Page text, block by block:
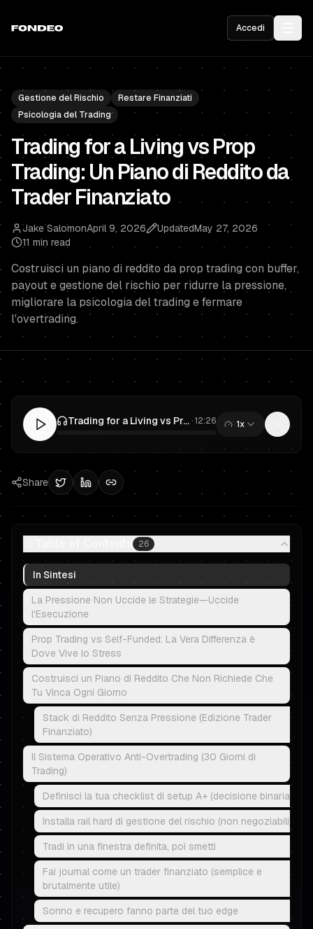
Accedi
Gestione del Rischio
Restare Finanziati
Psicologia del Trading
Trading for a Living vs Prop
Trading: Un Piano di Reddito da
Trader Finanziato
Jake SalomonApril 9, 2026 UpdatedMay 27, 2026
11 min read
Costruisci un piano di reddito da prop trading con buffer,
payout e gestione del rischio per ridurre la pressione,
migliorare la psicologia del trading e fermare
l'overtrading.
Trading for a Living vs Prop Trading: Un Piano di Reddito da Trader Finanziato ·12:26 1x
0:00
12:26
Share
26
In Sintesi
La Pressione Non Uccide le Strategie—Uccide
l'Esecuzione
Prop Trading vs Self-Funded: La Vera Differenza è
Dove Vive lo Stress
Costruisci un Piano di Reddito Che Non Richiede Che
Tu Vinca Ogni Giorno
Stack di Reddito Senza Pressione (Edizione Trader
Finanziato)
Il Sistema Operativo Anti-Overtrading (30 Giorni di
Trading)
Definisci la tua checklist di setup A+ (decisione binaria)
Installa rail hard di gestione del rischio (non negoziabili)
Tradi in una finestra definita, poi smetti
Fai journal come un trader finanziato (semplice e
brutalmente utile)
Sonno e recupero fanno parte del tuo edge